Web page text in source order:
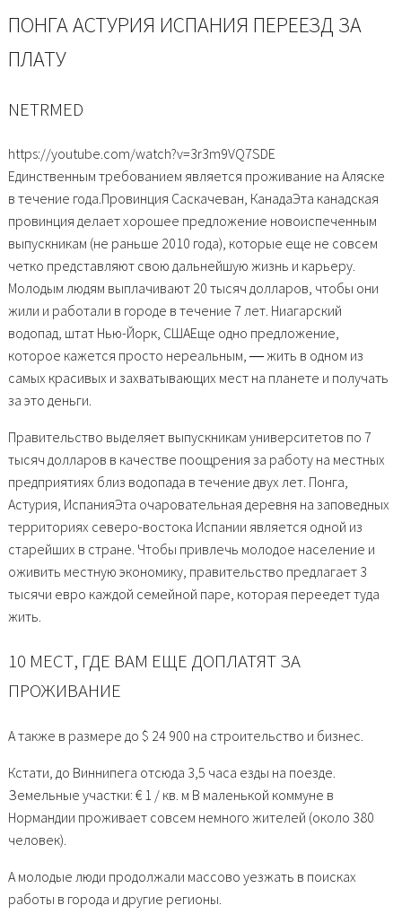
ПОНГА АСТУРИЯ ИСПАНИЯ ПЕРЕЕЗД ЗА
ПЛАТУ
NETRMED
https://youtube.com/watch?v=3r3m9VQ7SDE
Единственным требованием является проживание на Аляске
в течение года.Провинция Саскачеван, КанадаЭта канадская
провинция делает хорошее предложение новоиспеченным
выпускникам (не раньше 2010 года), которые еще не совсем
четко представляют свою дальнейшую жизнь и карьеру.
Молодым людям выплачивают 20 тысяч долларов, чтобы они
жили и работали в городе в течение 7 лет. Ниагарский
водопад, штат Нью-Йорк, СШАЕще одно предложение,
которое кажется просто нереальным, ― жить в одном из
самых красивых и захватывающих мест на планете и получать
за это деньги.
Правительство выделяет выпускникам университетов по 7
тысяч долларов в качестве поощрения за работу на местных
предприятиях близ водопада в течение двух лет. Понга,
Астурия, ИспанияЭта очаровательная деревня на заповедных
территориях северо-востока Испании является одной из
старейших в стране. Чтобы привлечь молодое население и
оживить местную экономику, правительство предлагает 3
тысячи евро каждой семейной паре, которая переедет туда
жить.
10 МЕСТ, ГДЕ ВАМ ЕЩЕ ДОПЛАТЯТ ЗА
ПРОЖИВАНИЕ
А также в размере до $ 24 900 на строительство и бизнес.
Кстати, до Виннипега отсюда 3,5 часа езды на поезде.
Земельные участки: € 1 / кв. м В маленькой коммуне в
Нормандии проживает совсем немного жителей (около 380
человек).
А молодые люди продолжали массово уезжать в поисках
работы в города и другие регионы.